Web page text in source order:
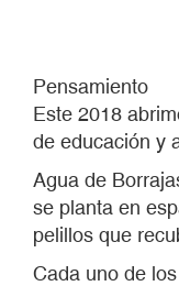
Pensamiento
Este 2018
de educación y
Agua de
se planta en
pelillos que
Cada uno de